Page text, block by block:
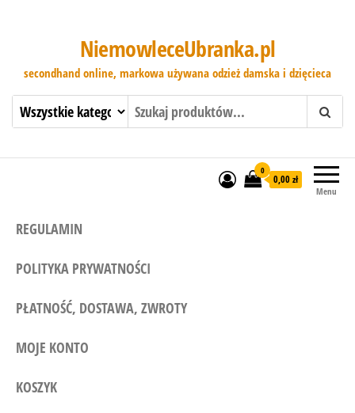
NiemowleceUbranka.pl
secondhand online, markowa używana odzież damska i dzięcieca
Menu
0
0,00 zł
REGULAMIN
POLITYKA PRYWATNOŚCI
PŁATNOŚĆ, DOSTAWA, ZWROTY
MOJE KONTO
KOSZYK